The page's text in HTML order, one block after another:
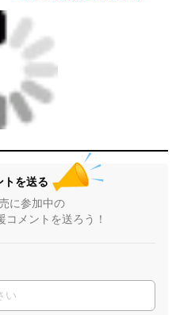
トを送る
に参加中の
メントを送ろう！